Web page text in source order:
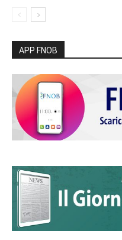
APP FNOB